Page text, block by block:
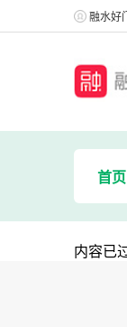
融水好
首页
内容已